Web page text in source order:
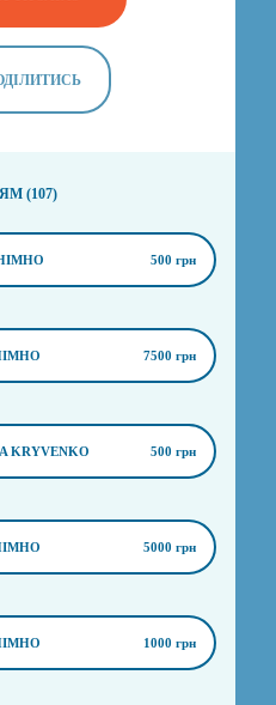
(107)
500 грн
7500 грн
KRYVENKO 500 грн
5000 грн
1000 грн